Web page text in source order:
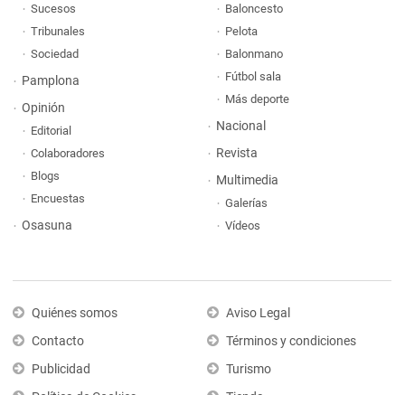
Sucesos
Tribunales
Sociedad
Pamplona
Opinión
Editorial
Colaboradores
Blogs
Encuestas
Osasuna
Baloncesto
Pelota
Balonmano
Fútbol sala
Más deporte
Nacional
Revista
Multimedia
Galerías
Vídeos
Quiénes somos
Contacto
Publicidad
Aviso Legal
Términos y condiciones
Turismo